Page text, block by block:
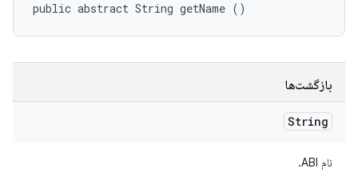
public abstract String getName ()
بازگشت‌ها
String
نام ABI.